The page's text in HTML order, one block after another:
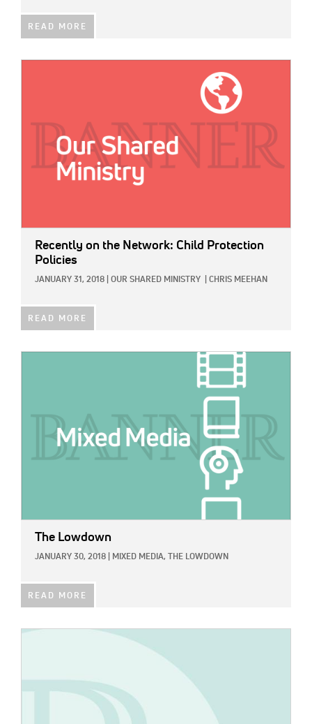
READ MORE
Recently on the Network: Child Protection
Policies
JANUARY 31, 2018 OUR SHARED MINISTRY CHRIS MEEHAN
READ MORE
The Lowdown
JANUARY 30, 2018 MIXED MEDIA, THE LOWDOWN
READ MORE